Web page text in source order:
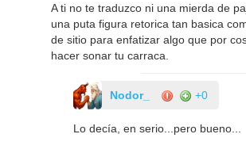
A ti no te traduzco ni una mierda de
una puta figura retorica tan basica
de sitio para enfatizar algo que por
hacer sonar tu carraca.
Nodor_ +0
Lo decía, en serio...pero bueno...